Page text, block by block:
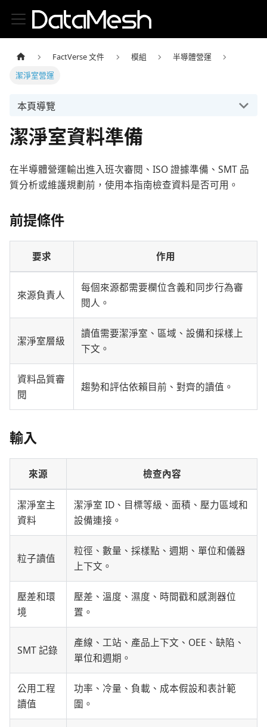
FactVerse 文件 模組
半導體營運
潔淨室營運
本頁導覽
潔淨室資料準備
在半導體營運輸出進入班次審閱、ISO 證據準備、SMT 品
質分析或維護規劃前，使用本指南檢查資料是否可用。
前提條件
要求 作用
來源負責人
每個來源都需要欄位含義和同步行為審
閱人。
潔淨室層級
讀值需要潔淨室、區域、設備和採樣上
下文。
資料品質審
閱
趨勢和評估依賴目前、對齊的讀值。
輸入
來源 檢查內容
潔淨室主
資料
潔淨室 ID、目標等級、面積、壓力區域和
設備連接。
粒子讀值
粒徑、數量、採樣點、週期、單位和儀器
上下文。
壓差和環
境
壓差、溫度、濕度、時間戳和感測器位
置。
SMT 記錄
產線、工站、產品上下文、OEE、缺陷、
單位和週期。
公用工程
讀值
功率、冷量、負載、成本假設和表計範
圍。